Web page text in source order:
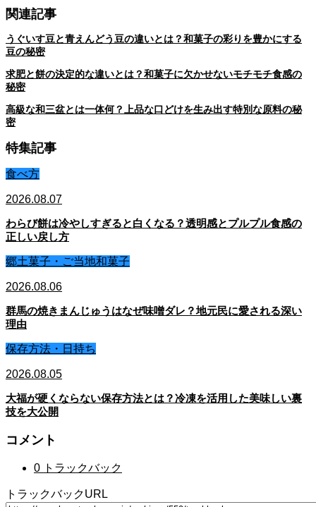
関連記事
うぐいす豆と青えんどう豆の違いとは？和菓子の彩りを豊かにする
豆の秘密
求肥と餅の決定的な違いとは？和菓子に欠かせないモチモチ食感の
秘密
高級な和三盆とは一体何？上品な口どけを生み出す特別な原料の秘
密
特集記事
食べ方
2026.08.07
わらび餅は冷やしすぎると白くなる？透明感とプルプル食感の
正しい戻し方
郷土菓子・ご当地和菓子
2026.08.06
群馬の焼きまんじゅうはなぜ味噌ダレ？地元民に愛される深い
理由
保存方法・日持ち
2026.08.05
大福が硬くならない保存方法とは？冷凍を活用した美味しい裏
技を大公開
コメント
0 トラックバック
トラックバックURL